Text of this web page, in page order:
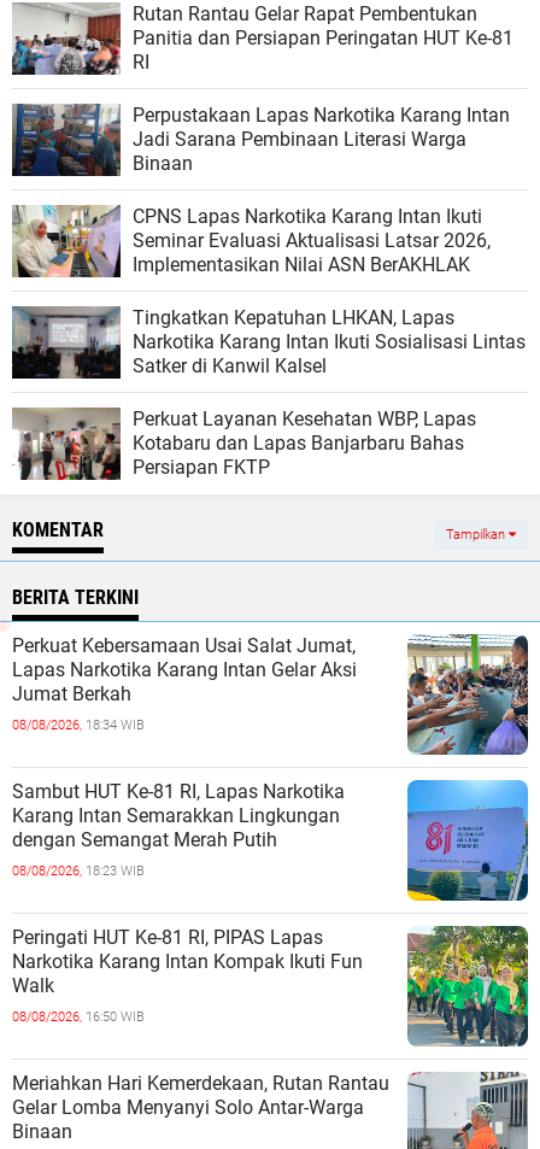
Rutan Rantau Gelar Rapat Pembentukan
Panitia dan Persiapan Peringatan HUT Ke-81
RI
Perpustakaan Lapas Narkotika Karang Intan
Jadi Sarana Pembinaan Literasi Warga
Binaan
CPNS Lapas Narkotika Karang Intan Ikuti
Seminar Evaluasi Aktualisasi Latsar 2026,
Implementasikan Nilai ASN BerAKHLAK
Tingkatkan Kepatuhan LHKAN, Lapas
Narkotika Karang Intan Ikuti Sosialisasi Lintas
Satker di Kanwil Kalsel
Perkuat Layanan Kesehatan WBP, Lapas
Kotabaru dan Lapas Banjarbaru Bahas
Persiapan FKTP
KOMENTAR Tampilkan
BERITA TERKINI
Perkuat Kebersamaan Usai Salat Jumat,
Lapas Narkotika Karang Intan Gelar Aksi
Jumat Berkah
08/08/2026, 18:34 WIB
Sambut HUT Ke-81 RI, Lapas Narkotika
Karang Intan Semarakkan Lingkungan
dengan Semangat Merah Putih
08/08/2026, 18:23 WIB
Peringati HUT Ke-81 RI, PIPAS Lapas
Narkotika Karang Intan Kompak Ikuti Fun
Walk
08/08/2026, 16:50 WIB
Meriahkan Hari Kemerdekaan, Rutan Rantau
Gelar Lomba Menyanyi Solo Antar-Warga
Binaan